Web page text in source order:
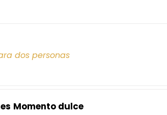
dos personas
Momento dulce